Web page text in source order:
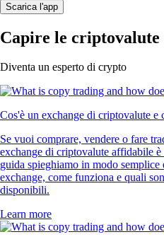
Scarica l'app
Capire le criptovalute
Diventa un esperto di crypto
Cos'è un exchange di criptovalute e
Se vuoi comprare, vendere o fare
exchange di criptovalute affidabile è
guida spieghiamo in modo semplice
exchange, come funziona e quali
disponibili.
Learn more